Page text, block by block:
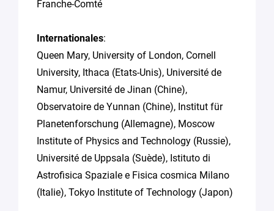
Franche-Comté
Internationales:
Queen Mary, University of London, Cornell
University, Ithaca (Etats-Unis), Université de
Namur, Université de Jinan (Chine),
Observatoire de Yunnan (Chine), Institut für
Planetenforschung (Allemagne), Moscow
Institute of Physics and Technology (Russie),
Université de Uppsala (Suède), Istituto di
Astrofisica Spaziale e Fisica cosmica Milano
(Italie), Tokyo Institute of Technology (Japon)